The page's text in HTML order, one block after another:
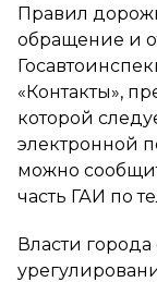
Правил
обращение и
«Контакты»,
которой
электронной
можно
часть ГАИ по
Власти